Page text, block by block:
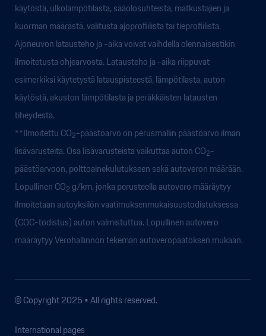
käytöstä, ulkolämpötilasta, sääolosuhteista, matkustajien ja
kuorman määrästä, valitusta ajoprofiilista tai tieprofiilista.
Ajoneuvon latausteho ja -aika voivat vaihdella olennaisestikin
ilmoitetusta ohjearvosta. Latausteho ja -aika riippuvat
esimerkiksi käytetystä latauspisteestä, lämpötilasta, auton
käytöstä, akuston lämpötilasta ja peräkkäisten latausten
tiheydestä.
**Ilmoitettu CO2-päästöarvo on perusmallin päästöarvo ilman
lisävarusteita. Osa lisävarusteista vaikuttaa auton CO2-
päästöarvoon, polttoainekulutukseen sekä autoveron määrään.
Lopullinen CO2 g/km, jonka perusteella autovero määräytyy
ilmoitetaan autoyksilön vaatimuksenmukaisuustodistuksessa
(COC-todistus) auton valmistuttua. Lopullinen autovero
määräytyy Verohallinnon tekemän autoveropäätöksen mukaan.
© Copyright 2025 • All rights reserved.
International pages